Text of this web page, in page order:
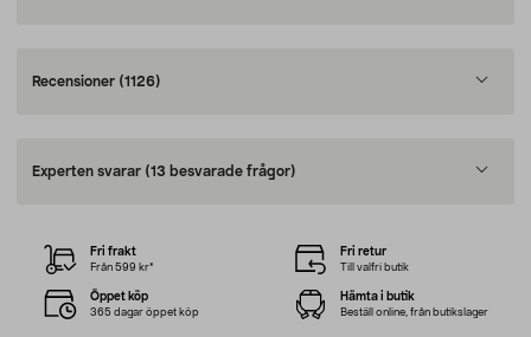
Recensioner (1126)
Experten svarar (13 besvarade frågor)
Fri frakt
Från 599 kr*
Fri retur
Till valfri butik
Öppet köp
365 dagar öppet köp
Hämta i butik
Beställ online, från butikslager